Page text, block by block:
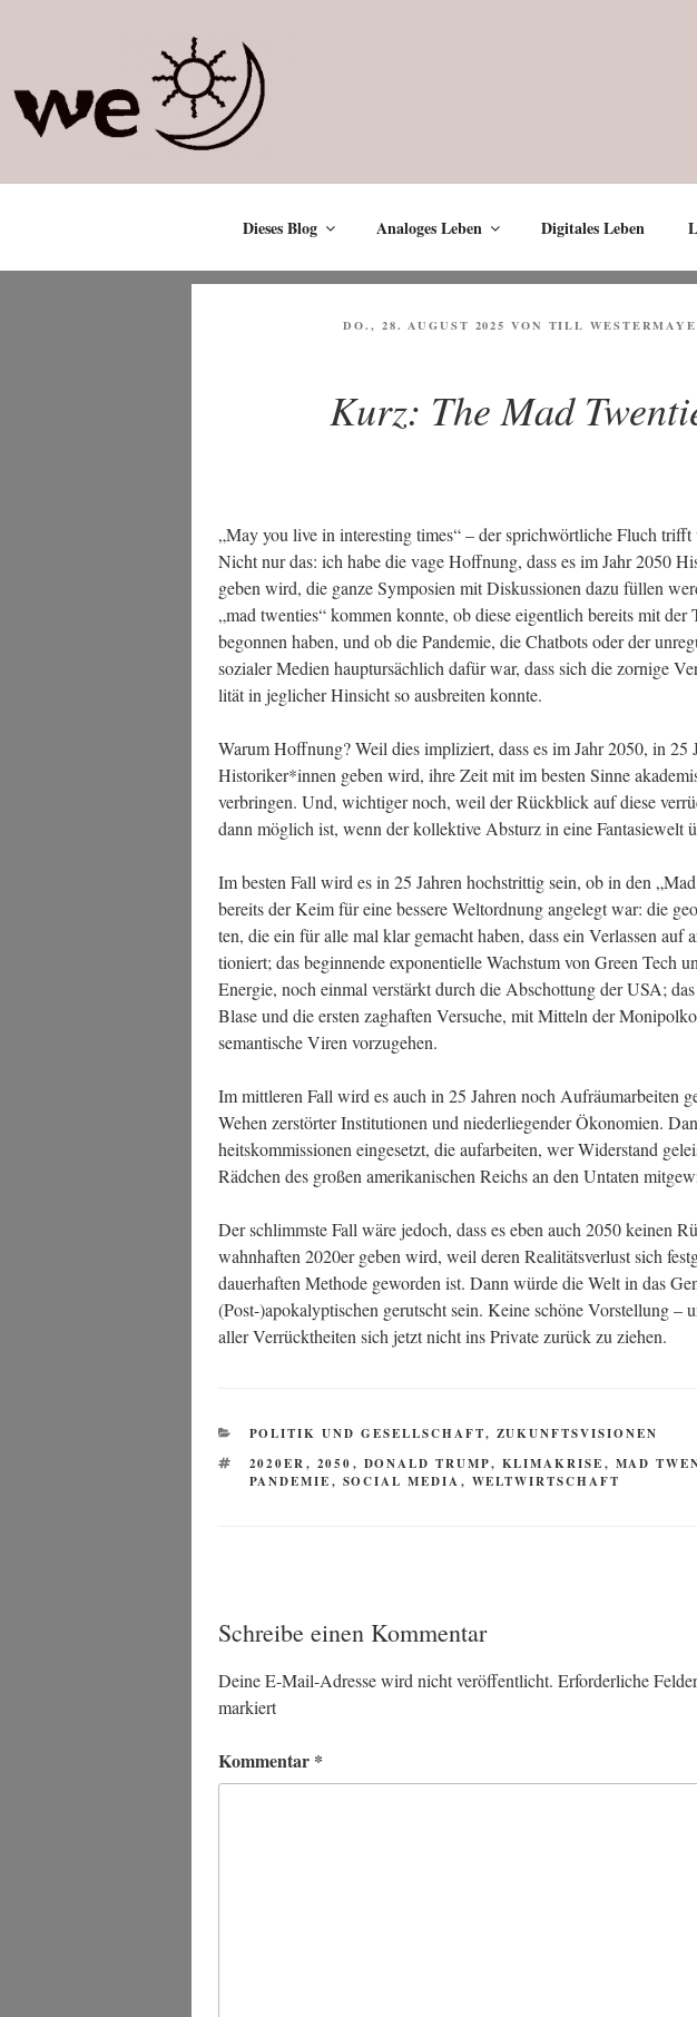
Dieses Blog Analoges Leben Digitales Leben
VERÖFFENTLICHT
DO., 28. AUGUST 2025 VON TILL
Kurz: The Mad
„May you live in inte­res­t­ing times“ – der sprich­wört­li­che Fluch
Nicht nur das: ich habe die vage Hoff­nung, dass es im Jahr 2050
geben wird, die gan­ze Sym­po­si­en mit Dis­kus­sio­nen dazu fül­len
„mad twen­ties“ kom­men konn­te, ob die­se eigent­lich bereits mit der
begon­nen haben, und ob die Pan­de­mie, die Chat­bots oder der
sozia­ler Medi­en haupt­ur­säch­lich dafür war, dass sich die zor­ni­ge
li­tät in jeg­li­cher Hin­sicht so aus­brei­ten konnte.
War­um Hoff­nung? Weil dies impli­ziert, dass es im Jahr 2050, in 25
Historiker*innen geben wird, ihre Zeit mit im bes­ten Sin­ne
ver­brin­gen. Und, wich­ti­ger noch, weil der Rück­blick auf die­se
dann mög­lich ist, wenn der kol­lek­ti­ve Absturz in eine Fan­ta­sie­welt
Im bes­ten Fall wird es in 25 Jah­ren hoch­strit­tig sein, ob in den
bereits der Keim für eine bes­se­re Welt­ord­nung ange­legt war: die
ten, die ein für alle mal klar gemacht haben, dass ein Ver­las­sen auf
tio­niert; das begin­nen­de expo­nen­ti­el­le Wachs­tum von Green Tech
Ener­gie, noch ein­mal ver­stärkt durch die Abschot­tung der USA;
Bla­se und die ers­ten zag­haf­ten Ver­su­che, mit Mit­teln der
seman­ti­sche Viren vorzugehen.
Im mitt­le­ren Fall wird es auch in 25 Jah­ren noch Auf­räum­ar­bei­ten
Wehen zer­stör­ter Insti­tu­tio­nen und nie­der­lie­gen­der Öko­no­mien.
heits­kom­mis­sio­nen ein­ge­setzt, die auf­ar­bei­ten, wer Wider­stand
Räd­chen des gro­ßen ame­ri­ka­ni­schen Reichs an den Unta­ten
Der schlimms­te Fall wäre jedoch, dass es eben auch 2050 kei­nen
wahn­haf­ten 2020er geben wird, weil deren Rea­li­täts­ver­lust sich
dau­er­haf­ten Metho­de gewor­den ist. Dann wür­de die Welt in das
(Post-)apokalyptischen gerutscht sein. Kei­ne schö­ne Vor­stel­lung –
aller Ver­rückt­hei­ten sich jetzt nicht ins Pri­va­te zurück zu ziehen.
KATEGORIEN
POLITIK UND GESELLSCHAFT, ZUKUNFTSVISIONEN
SCHLAGWÖRTER
2020ER, 2050, DONALD TRUMP, KLIMAKRISE, MAD
PANDEMIE, SOCIAL MEDIA, WELTWIRTSCHAFT
Schreibe einen Kommentar
Deine E-Mail-Adresse wird nicht veröffentlicht. Erforderliche
markiert
Kommentar *